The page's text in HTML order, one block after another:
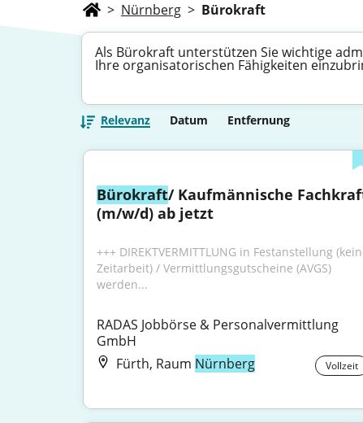
> Nürnberg > Bürokraft
Als Bürokraft unterstützen Sie wichtige
Ihre organisatorischen Fähigkeiten
Relevanz Datum Entfernung
Bürokraft/ Kaufmännische
(m/w/d) ab jetzt
+++ DIREKTVERMITTLUNG in Festanstellung
Zeitarbeit) / Vermittlungsgutscheine (AVGS)
werden...
RADAS Jobbörse & Personalvermittlung
GmbH
Fürth, Raum Nürnberg Vollzeit